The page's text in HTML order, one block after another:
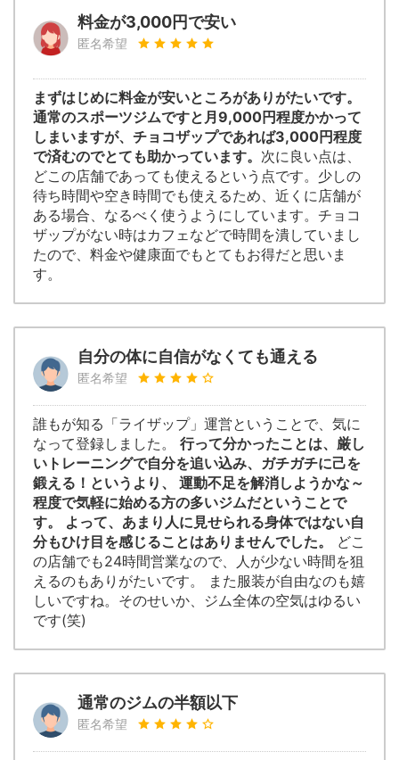
料金が3,000円で安い
匿名希望
まずはじめに料金が安いところがありがたいです。
通常のスポーツジムですと月9,000円程度かかって
しまいますが、チョコザップであれば3,000円程度
で済むのでとても助かっています。 次に良い点は、
どこの店舗であっても使えるという点です。少しの
待ち時間や空き時間でも使えるため、近くに店舗が
ある場合、なるべく使うようにしています。チョコ
ザップがない時はカフェなどで時間を潰していまし
たので、料金や健康面でもとてもお得だと思いま
す。
自分の体に自信がなくても通える
匿名希望
誰もが知る「ライザップ」運営ということで、気に
なって登録しました。 行って分かったことは、厳し
いトレーニングで自分を追い込み、ガチガチに己を
鍛える！というより、 運動不足を解消しようかな～
程度で気軽に始める方の多いジムだということで
す。 よって、あまり人に見せられる身体ではない自
分もひけ目を感じることはありませんでした。
どこ
の店舗でも24時間営業なので、人が少ない時間を狙
えるのもありがたいです。 また服装が自由なのも嬉
しいですね。そのせいか、ジム全体の空気はゆるい
です(笑)
通常のジムの半額以下
匿名希望